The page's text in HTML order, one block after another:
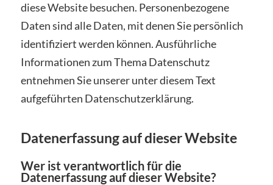
diese Website besuchen. Personenbezogene
Daten sind alle Daten, mit denen Sie persönlich
identifiziert werden können. Ausführliche
Informationen zum Thema Datenschutz
entnehmen Sie unserer unter diesem Text
aufgeführten Datenschutzerklärung.
Datenerfassung auf dieser Website
Wer ist verantwortlich für die
Datenerfassung auf dieser Website?